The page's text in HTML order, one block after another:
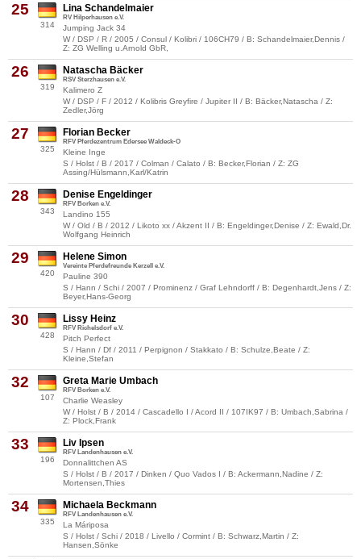
25
314
Lina Schandelmaier
RV Hilperhausen e.V.
Jumping Jack 34
W / DSP / R / 2005 / Consul / Kolibri / 106CH79 / B: Schandelmaier,Dennis /
Z: ZG Welling u.Arnold GbR,
26
319
Natascha Bäcker
RSV Sterzhausen e.V.
Kalimero Z
W / DSP / F / 2012 / Kolibris Greyfire / Jupiter II / B: Bäcker,Natascha / Z:
Zedler,Jörg
27
325
Florian Becker
RFV Pferdezentrum Edersee Waldeck-O
Kleine Inge
S / Holst / B / 2017 / Colman / Calato / B: Becker,Florian / Z: ZG
Assing/Hülsmann,Karl/Katrin
28
343
Denise Engeldinger
RFV Borken e.V.
Landino 155
W / Old / B / 2012 / Likoto xx / Akzent II / B: Engeldinger,Denise / Z: Ewald,Dr.
Wolfgang Heinrich
29
420
Helene Simon
Vereinte Pferdefreunde Kerzell e.V.
Pauline 390
S / Hann / Schi / 2007 / Prominenz / Graf Lehndorff / B: Degenhardt,Jens / Z:
Beyer,Hans-Georg
30
428
Lissy Heinz
RFV Richelsdorf e.V.
Pitch Perfect
S / Hann / Df / 2011 / Perpignon / Stakkato / B: Schulze,Beate / Z:
Kleine,Stefan
32
107
Greta Marie Umbach
RFV Borken e.V.
Charlie Weasley
W / Holst / B / 2014 / Cascadello I / Acord II / 107IK97 / B: Umbach,Sabrina /
Z: Plock,Frank
33
196
Liv Ipsen
RFV Landenhausen e.V.
Donnalittchen AS
S / Holst / B / 2017 / Dinken / Quo Vados I / B: Ackermann,Nadine / Z:
Mortensen,Thies
34
335
Michaela Beckmann
RFV Landenhausen e.V.
La Máriposa
S / Holst / Schi / 2018 / Livello / Cormint / B: Schwarz,Martin / Z:
Hansen,Sönke